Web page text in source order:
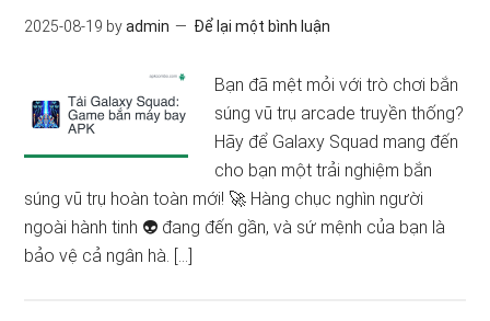
2025-08-19 byadmin Để lại một bình luận
Bạn đã mệt mỏi với trò chơi bắn
súng vũ trụ arcade truyền thống?
Hãy để Galaxy Squad mang đến
cho bạn một trải nghiệm bắn
súng vũ trụ hoàn toàn mới! 🚀 Hàng chục nghìn người
ngoài hành tinh 👽 đang đến gần, và sứ mệnh của bạn là
bảo vệ cả ngân hà. […]